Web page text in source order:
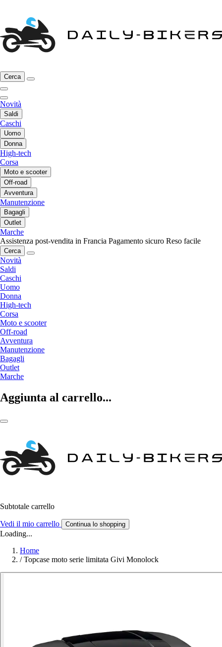
Cerca
Novità
Saldi
Caschi
Uomo
Donna
High-tech
Corsa
Moto e scooter
Off-road
Avventura
Manutenzione
Bagagli
Outlet
Marche
Assistenza post-vendita in Francia Pagamento sicuro Reso facile
Cerca
Novità
Saldi
Caschi
Uomo
Donna
High-tech
Corsa
Moto e scooter
Off-road
Avventura
Manutenzione
Bagagli
Outlet
Marche
Aggiunta al carrello...
Subtotale carrello
Vedi il mio carrello Continua lo shopping
Loading...
Home
/ Topcase moto serie limitata Givi Monolock